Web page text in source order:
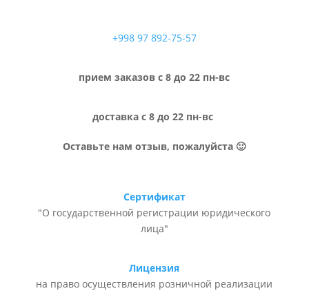
+998 97 892-75-57
прием заказов с 8 до 22 пн-вс
доставка с 8 до 22 пн-вс
Оставьте нам отзыв, пожалуйста 🙂
Сертификат
"О государственной регистрации юридического
лица"
Лицензия
на право осуществления розничной реализации